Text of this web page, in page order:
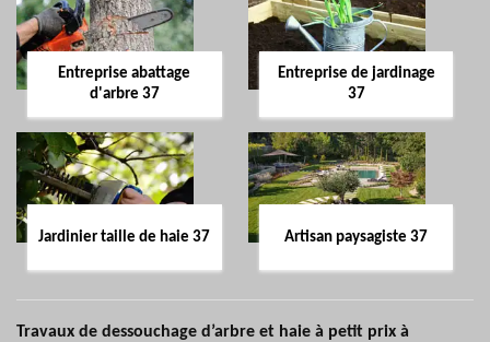
Entreprise abattage
d'arbre 37
Entreprise de jardinage
37
Jardinier taille de haie 37 Artisan paysagiste 37
Travaux de dessouchage d’arbre et haie à petit prix à